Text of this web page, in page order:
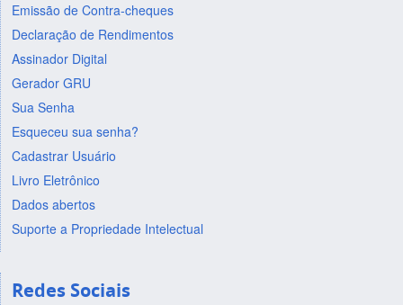
Emissão de Contra-cheques
Declaração de Rendimentos
Assinador Digital
Gerador GRU
Sua Senha
Esqueceu sua senha?
Cadastrar Usuário
Livro Eletrônico
Dados abertos
Suporte a Propriedade Intelectual
Redes Sociais